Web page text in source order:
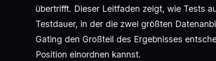
übertrifft. Dieser Leitfaden zeigt, wie Tests
Testdauer, in der die zwei größten
Gating den Großteil des Ergebnisses
Position einordnen kannst.